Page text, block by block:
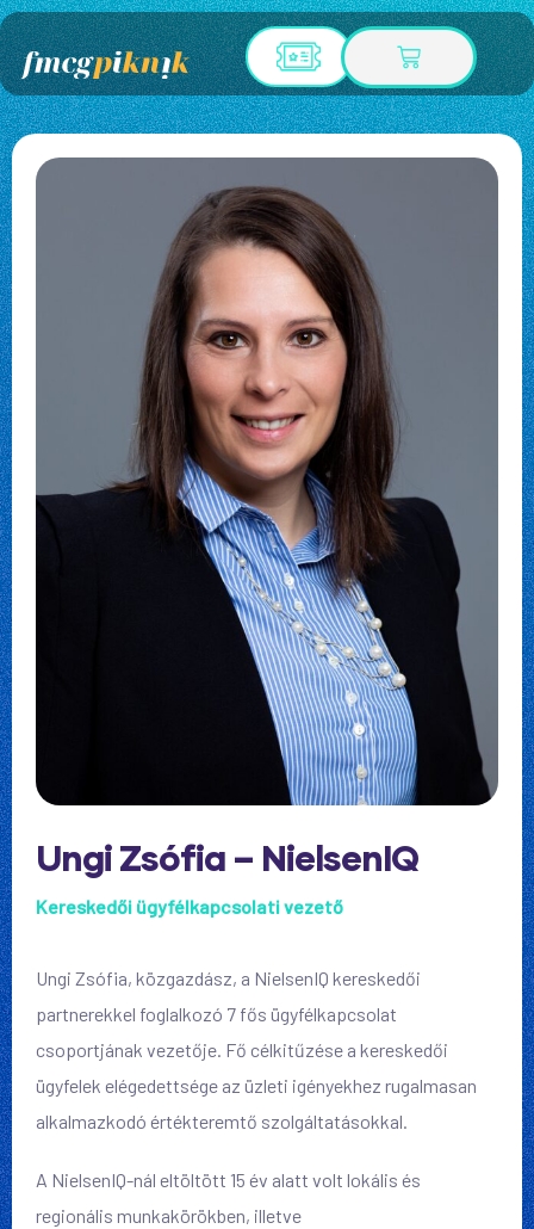
Ungi Zsófia – NielsenIQ
Kereskedői ügyfélkapcsolati vezető
Ungi Zsófia, közgazdász, a NielsenIQ kereskedői
partnerekkel foglalkozó 7 fős ügyfélkapcsolat
csoportjának vezetője. Fő célkitűzése a kereskedői
ügyfelek elégedettsége az üzleti igényekhez rugalmasan
alkalmazkodó értékteremtő szolgáltatásokkal.
A NielsenIQ-nál eltöltött 15 év alatt volt lokális és
regionális munkakörökben, illetve